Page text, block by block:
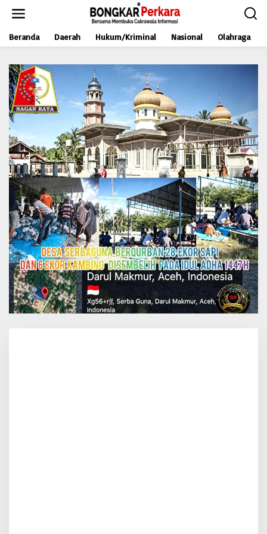
t
Beranda Daerah Hukum/Kriminal Nasional Olahraga